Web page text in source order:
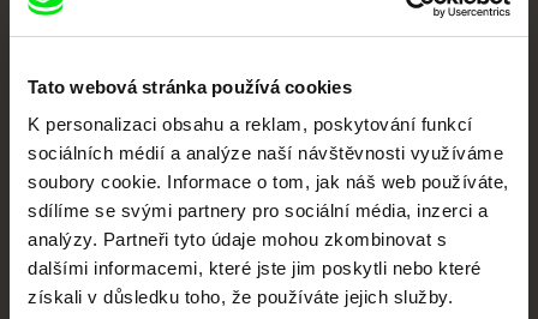
Tato webová stránka používá cookies
K personalizaci obsahu a reklam, poskytování funkcí
sociálních médií a analýze naší návštěvnosti využíváme
soubory cookie. Informace o tom, jak náš web používáte,
sdílíme se svými partnery pro sociální média, inzerci a
analýzy. Partneři tyto údaje mohou zkombinovat s
dalšími informacemi, které jste jim poskytli nebo které
získali v důsledku toho, že používáte jejich služby.
Členové Doc Alliance
CPH:DOX Doclisboa
Millennium Docs
Against Gravity
DOK Leipzig